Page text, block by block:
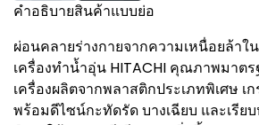
คำอธิบายสินค้าแบบย่อ
ผ่อนคลายร่างกายจากความเหนื่อยล้า
เครื่องทำน้ำอุ่น HITACHI คุณภาพมาต
เครื่องผลิตจากพลาสติกประเภทพิเศษ เ
พร้อมดีไซน์กะทัดรัด บางเฉียบ และเรีย